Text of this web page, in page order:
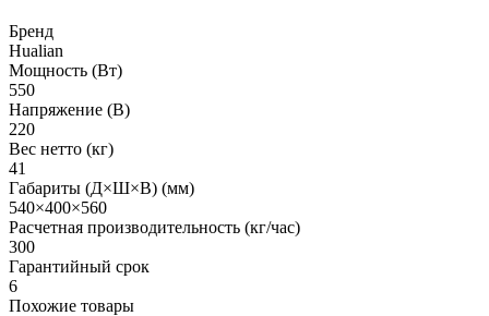
Бренд
Hualian
Мощность (Вт)
550
Напряжение (В)
220
Вес нетто (кг)
41
Габариты (Д×Ш×В) (мм)
540×400×560
Расчетная производительность (кг/час)
300
Гарантийный срок
6
Похожие товары